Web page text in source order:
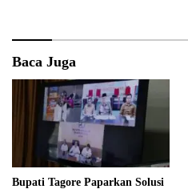
Baca Juga
Bupati Tagore Paparkan Solusi